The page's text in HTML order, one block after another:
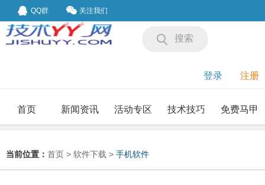
QQ群 关注我们
搜索
登录 注册
首页 新闻资讯 活动专区 技术技巧 免费马甲
当前位置： 首页 > 软件下载 > 手机软件